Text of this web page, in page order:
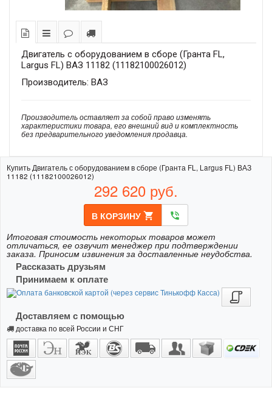
Двигатель с оборудованием в сборе (Гранта FL,
Largus FL) ВАЗ 11182 (11182100026012)
Производитель: ВАЗ
Производитель оставляет за собой право изменять
характеристики товара, его внешний вид и комплектность
без предварительного уведомления продавца.
Купить Двигатель с оборудованием в сборе (Гранта FL, Largus FL) ВАЗ
11182 (11182100026012)
292 620 руб.
В КОРЗИНУ shopping_cart phone_in_talk
Итоговая стоимость некоторых товаров может
отличаться, ее озвучит менеджер при подтверждении
заказа. Приносим извинения за доставленные неудобства.
Рассказать друзьям
Принимаем к оплате
Доставляем с помощью
доставка по всей России и СНГ